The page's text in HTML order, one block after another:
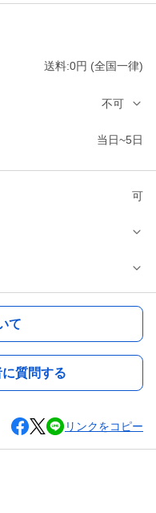
送料:0円 (全国一律)
不可
当日~5日
可
て
質問する
リンクをコピー